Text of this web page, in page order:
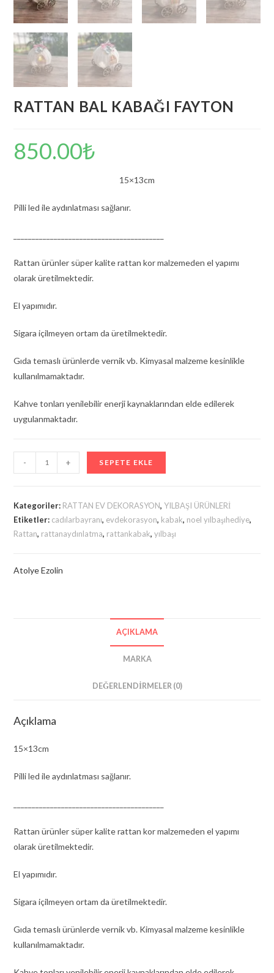
RATTAN BAL KABAĞI FAYTON
850.00₺
15×13cm
Pilli led ile aydınlatması sağlanır.
Rattan ürünler süper kalite rattan kor malzemeden el yapımı
olarak üretilmektedir.
El yapımıdır.
Sigara içilmeyen ortam da üretilmektedir.
Gıda temaslı ürünlerde vernik vb. Kimyasal malzeme kesinlikle
kullanılmamaktadır.
Kahve tonları yenilebilir enerji kaynaklarından elde edilerek
uygulanmaktadır.
RATTAN
BAL
FAYTON
adet
- + SEPETE EKLE
Kategoriler: RATTAN EV DEKORASYON,YILBAŞI ÜRÜNLERİ
Etiketler: cadılarbayranı, evdekorasyon, kabak, noel yılbaşıhediye,
Rattan, rattanaydınlatma, rattankabak,yılbaşı
Atolye Ezolin
AÇIKLAMA
MARKA
DEĞERLENDIRMELER (0)
Açıklama
15×13cm
Pilli led ile aydınlatması sağlanır.
Rattan ürünler süper kalite rattan kor malzemeden el yapımı
olarak üretilmektedir.
El yapımıdır.
Sigara içilmeyen ortam da üretilmektedir.
Gıda temaslı ürünlerde vernik vb. Kimyasal malzeme kesinlikle
kullanılmamaktadır.